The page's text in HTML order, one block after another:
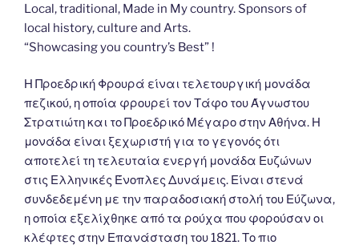
Local, traditional, Made in My country. Sponsors of
local history, culture and Arts.
“Showcasing you country’s Best” !
Η Προεδρική Φρουρά είναι τελετουργική μονάδα
πεζικού, η οποία φρουρεί τον Τάφο του Άγνωστου
Στρατιώτη και το Προεδρικό Μέγαρο στην Αθήνα. Η
μονάδα είναι ξεχωριστή για το γεγονός ότι
αποτελεί τη τελευταία ενεργή μονάδα Ευζώνων
στις Ελληνικές Ένοπλες Δυνάμεις. Είναι στενά
συνδεδεμένη με την παραδοσιακή στολή του Εύζωνα,
η οποία εξελίχθηκε από τα ρούχα που φορούσαν οι
κλέφτες στην Επανάσταση του 1821. Το πιο